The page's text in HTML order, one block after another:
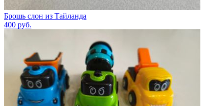
Брошь слон из Тайланда
400 руб.